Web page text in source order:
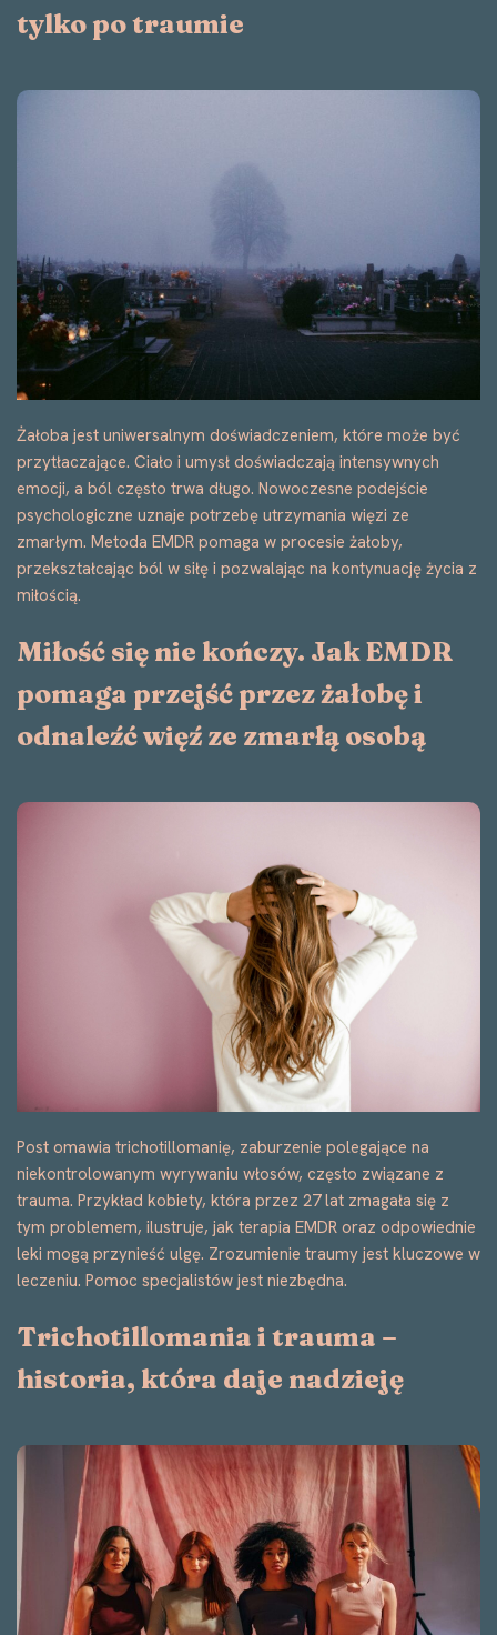
tylko po traumie
Żałoba jest uniwersalnym doświadczeniem, które może być
przytłaczające. Ciało i umysł doświadczają intensywnych
emocji, a ból często trwa długo. Nowoczesne podejście
psychologiczne uznaje potrzebę utrzymania więzi ze
zmarłym. Metoda EMDR pomaga w procesie żałoby,
przekształcając ból w siłę i pozwalając na kontynuację życia z
miłością.
Miłość się nie kończy. Jak EMDR
pomaga przejść przez żałobę i
odnaleźć więź ze zmarłą osobą
Post omawia trichotillomanię, zaburzenie polegające na
niekontrolowanym wyrywaniu włosów, często związane z
trauma. Przykład kobiety, która przez 27 lat zmagała się z
tym problemem, ilustruje, jak terapia EMDR oraz odpowiednie
leki mogą przynieść ulgę. Zrozumienie traumy jest kluczowe w
leczeniu. Pomoc specjalistów jest niezbędna.
Trichotillomania i trauma –
historia, która daje nadzieję